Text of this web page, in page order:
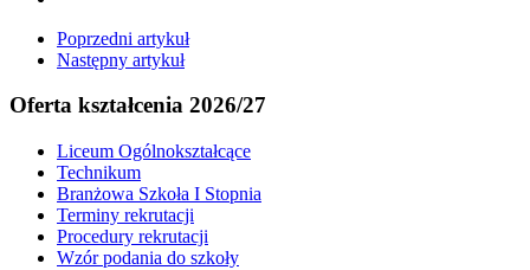
Poprzedni artykuł
Następny artykuł
Oferta kształcenia 2026/27
Liceum Ogólnokształcące
Technikum
Branżowa Szkoła I Stopnia
Terminy rekrutacji
Procedury rekrutacji
Wzór podania do szkoły